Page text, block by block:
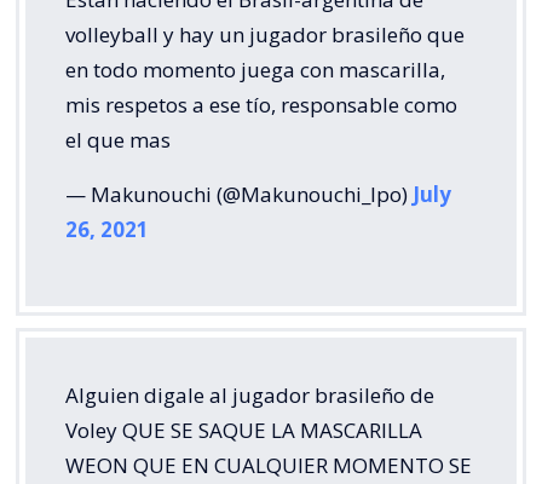
volleyball y hay un jugador brasileño que
en todo momento juega con mascarilla,
mis respetos a ese tío, responsable como
el que mas
— Makunouchi (@Makunouchi_Ipo) July
26, 2021
Alguien digale al jugador brasileño de
Voley QUE SE SAQUE LA MASCARILLA
WEON QUE EN CUALQUIER MOMENTO SE